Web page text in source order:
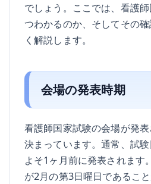
でしょう。ここでは、看護
つわかるのか、そしてその
く解説します。
会場の発表時期
看護師国家試験の会場が発
決まっています。通常、試
よそ1ヶ月前に発表されます
が2月の第3日曜日であるこ